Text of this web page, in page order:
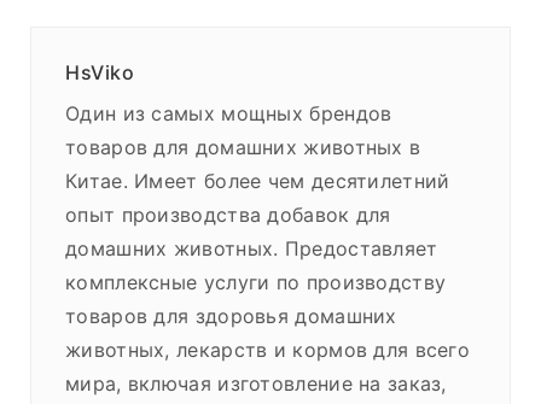
HsViko
Один из самых мощных брендов
товаров для домашних животных в
Китае. Имеет более чем десятилетний
опыт производства добавок для
домашних животных. Предоставляет
комплексные услуги по производству
товаров для здоровья домашних
животных, лекарств и кормов для всего
мира, включая изготовление на заказ,